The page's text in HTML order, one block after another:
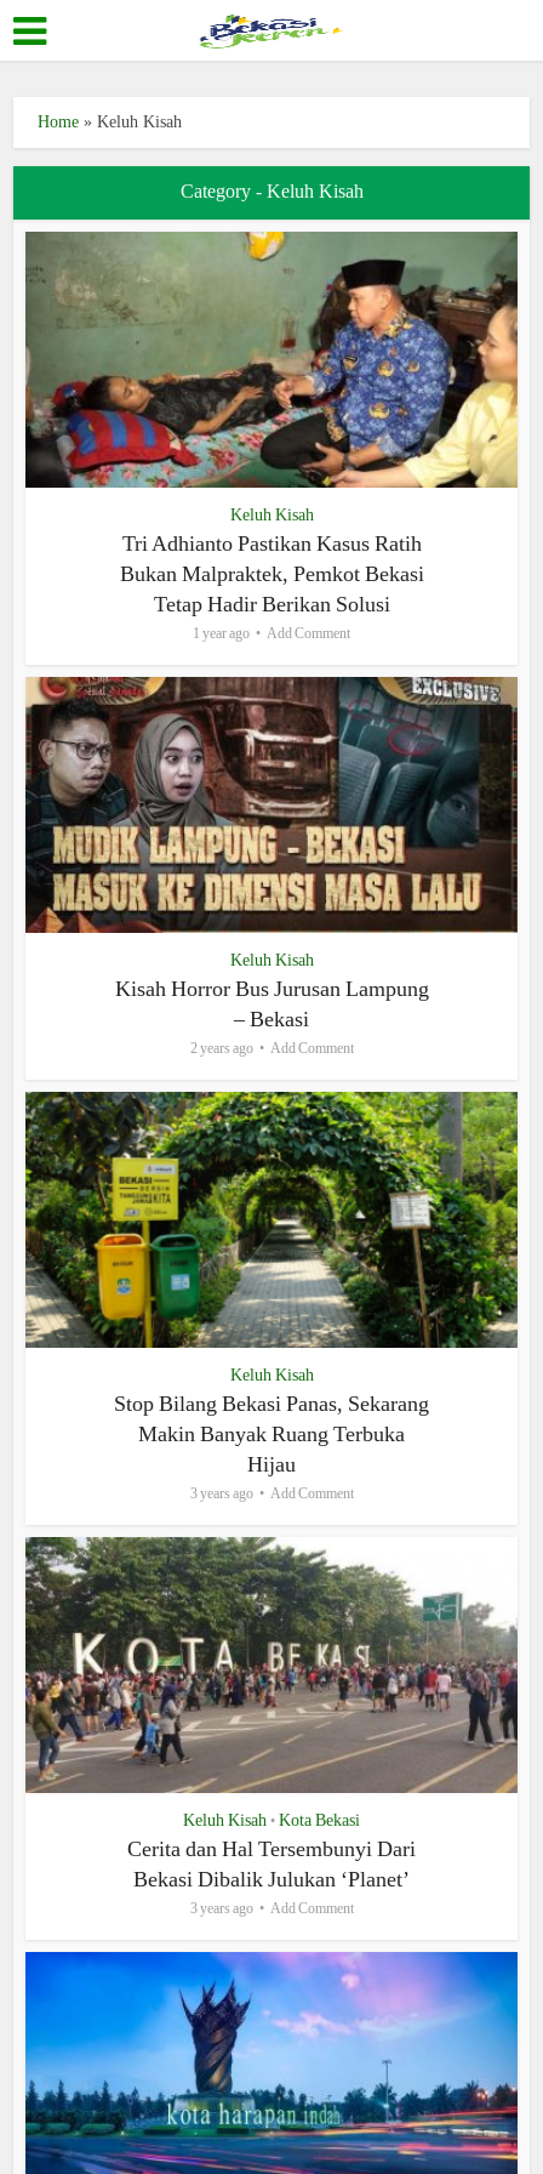
Home »Keluh Kisah
Category - Keluh Kisah
Keluh Kisah
Tri Adhianto Pastikan Kasus Ratih
Bukan Malpraktek, Pemkot Bekasi
Tetap Hadir Berikan Solusi
1 year ago Add Comment
Keluh Kisah
Kisah Horror Bus Jurusan Lampung
– Bekasi
2 years ago Add Comment
Keluh Kisah
Stop Bilang Bekasi Panas, Sekarang
Makin Banyak Ruang Terbuka
Hijau
3 years ago Add Comment
Keluh Kisah • Kota Bekasi
Cerita dan Hal Tersembunyi Dari
Bekasi Dibalik Julukan ‘Planet’
3 years ago Add Comment